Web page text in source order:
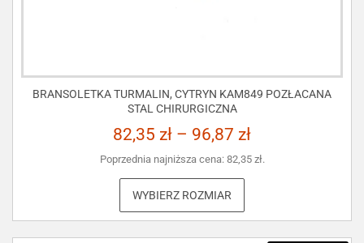
BRANSOLETKA TURMALIN, CYTRYN KAM849 POZŁACANA
STAL CHIRURGICZNA
82,35 zł – 96,87 zł
Poprzednia najniższa cena: 82,35 zł.
WYBIERZ ROZMIAR